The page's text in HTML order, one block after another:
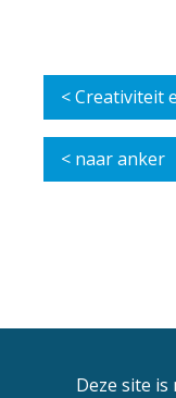
< Creativiteit
< naar anker
Deze site